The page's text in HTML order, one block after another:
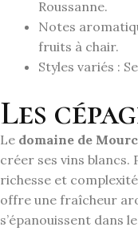
Roussanne.
Notes
fruits à chair.
Styles variés :
Les
Le domaine de
créer ses vins blancs.
richesse et
offre une fraîcheur
s’épanouissent dans